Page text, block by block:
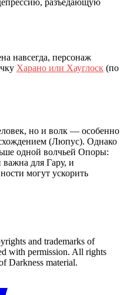
навсегда, персонаж
Харано или Хауглоск (по
но и волк — особенно
(Люпус). Однако
одной волчьей Опоры:
для Гару, и
могут ускорить
and trademarks of
with permission. All rights
Darkness material.